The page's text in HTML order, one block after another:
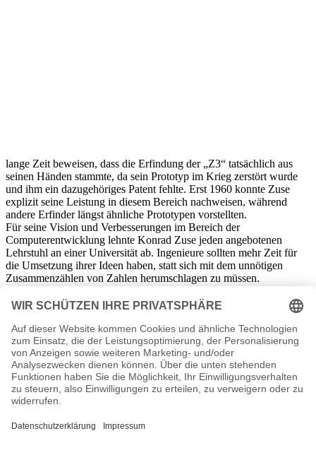
lange Zeit beweisen, dass die Erfindung der „Z3“ tatsächlich aus
seinen Händen stammte, da sein Prototyp im Krieg zerstört wurde
und ihm ein dazugehöriges Patent fehlte. Erst 1960 konnte Zuse
explizit seine Leistung in diesem Bereich nachweisen, während
andere Erfinder längst ähnliche Prototypen vorstellten.
Für seine Vision und Verbesserungen im Bereich der
Computerentwicklung lehnte Konrad Zuse jeden angebotenen
Lehrstuhl an einer Universität ab. Ingenieure sollten mehr Zeit für
die Umsetzung ihrer Ideen haben, statt sich mit dem unnötigen
Zusammenzählen von Zahlen herumschlagen zu müssen.
und leitete die Produktion seiner Computerherstellung.
Neben den Rechenmaschinen kreierte er auch einen automatischen
und exakt arbeitenden Zeichentisch, der unter der Bezeichnung
„Graphomat Z64“ bekannt wurde und im graphischen Bereich
Anwendung fand.
Kritik über die wachsende Popularität der vollautomatischen
Rechner und Computer begegnete Zuse ebenfalls mit Humor. Wer
tatsächlich allzu viel Gefahr darin sah, sollte ganz einfach den
Stecker herausziehen.
ausschied, beschäftigte sich weiter mit den Grundlagen der